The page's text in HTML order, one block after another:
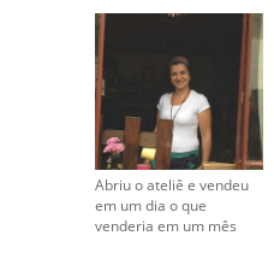
Abriu o ateliê e vendeu
em um dia o que
venderia em um mês